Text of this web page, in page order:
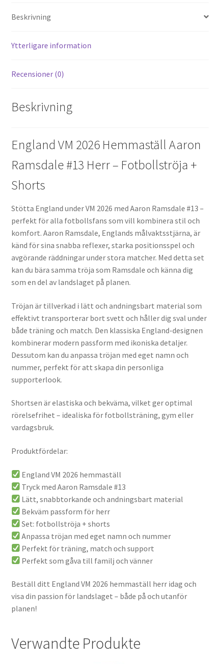
es
t
di
t
k
Beskrivning
Ytterligare information
Recensioner (0)
Beskrivning
England VM 2026 Hemmaställ Aaron
Ramsdale #13 Herr – Fotbollströja +
Shorts
Stötta England under VM 2026 med Aaron Ramsdale #13 –
perfekt för alla fotbollsfans som vill kombinera stil och
komfort. Aaron Ramsdale, Englands målvaktsstjärna, är
känd för sina snabba reflexer, starka positionsspel och
avgörande räddningar under stora matcher. Med detta set
kan du bära samma tröja som Ramsdale och känna dig
som en del av landslaget på planen.
Tröjan är tillverkad i lätt och andningsbart material som
effektivt transporterar bort svett och håller dig sval under
både träning och match. Den klassiska England-designen
kombinerar modern passform med ikoniska detaljer.
Dessutom kan du anpassa tröjan med eget namn och
nummer, perfekt för att skapa din personliga
supporterlook.
Shortsen är elastiska och bekväma, vilket ger optimal
rörelsefrihet – idealiska för fotbollsträning, gym eller
vardagsbruk.
Produktfördelar:
England VM 2026 hemmaställ
Tryck med Aaron Ramsdale #13
Lätt, snabbtorkande och andningsbart material
Bekväm passform för herr
Set: fotbollströja + shorts
Anpassa tröjan med eget namn och nummer
Perfekt för träning, match och support
Perfekt som gåva till familj och vänner
Beställ ditt England VM 2026 hemmaställ herr idag och
visa din passion för landslaget – både på och utanför
planen!
Verwandte Produkte